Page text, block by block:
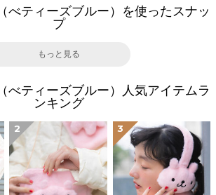
べティーズブルー）を使ったスナッ
プ
もっと見る
べティーズブルー）人気アイテムラ
ンキング
2 3